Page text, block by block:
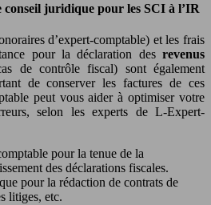
conseil juridique pour les SCI à l’IR
d’expert-comptable) et les frais
pour la déclaration des revenus
de contrôle fiscal) sont également
de conserver les factures de ces
peut vous aider à optimiser votre
selon les experts de L-Expert-
pour la tenue de la
des déclarations fiscales.
pour la rédaction de contrats de
litiges, etc.